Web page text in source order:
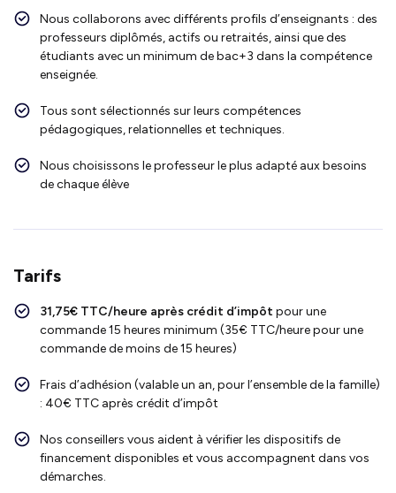
Nous collaborons avec différents profils d’enseignants : des
professeurs diplômés, actifs ou retraités, ainsi que des
étudiants avec un minimum de bac+3 dans la compétence
enseignée.
Tous sont sélectionnés sur leurs compétences
pédagogiques, relationnelles et techniques.
Nous choisissons le professeur le plus adapté aux besoins
de chaque élève
Tarifs
31,75€ TTC/heure après crédit d’impôt pour une
commande 15 heures minimum (35€ TTC/heure pour une
commande de moins de 15 heures)
Frais d’adhésion (valable un an, pour l’ensemble de la famille)
: 40€ TTC après crédit d’impôt
Nos conseillers vous aident à vérifier les dispositifs de
financement disponibles et vous accompagnent dans vos
démarches.